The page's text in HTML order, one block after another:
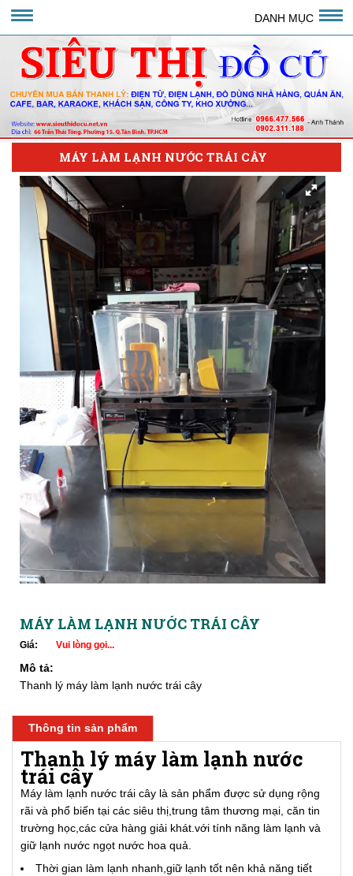
DANH MỤC
MÁY LÀM LẠNH NƯỚC TRÁI CÂY
MÁY LÀM LẠNH NƯỚC TRÁI CÂY
Giá: Vui lòng gọi...
Mô tả:
Thanh lý máy làm lạnh nước trái cây
Thông tin sản phẩm
Thanh lý máy làm lạnh nước
trái cây
Máy làm lạnh nước trái cây là sản phẩm được sử dụng rộng
rãi và phổ biến tại các siêu thị,trung tâm thương mại, căn tin
trường học,các cửa hàng giải khát.với tính năng làm lạnh và
giữ lạnh nước ngọt nước hoa quả.
Thời gian làm lạnh nhanh,giữ lạnh tốt nên khả năng tiết